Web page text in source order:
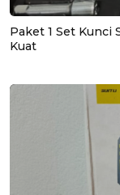
Paket 1 Set Kunci
Kuat